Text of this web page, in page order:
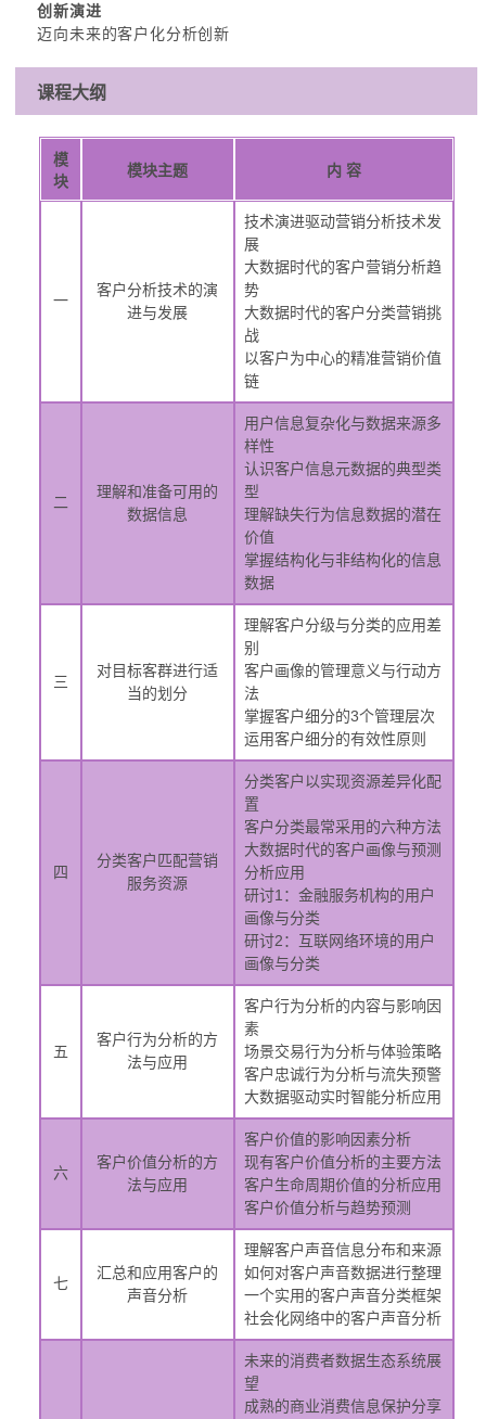
创新演进
迈向未来的客户化分析创新
课程大纲
模
块
模块主题 内 容
一
客户分析技术的演
进与发展
技术演进驱动营销分析技术发
展
大数据时代的客户营销分析趋
势
大数据时代的客户分类营销挑
战
以客户为中心的精准营销价值
链
二
理解和准备可用的
数据信息
用户信息复杂化与数据来源多
样性
认识客户信息元数据的典型类
型
理解缺失行为信息数据的潜在
价值
掌握结构化与非结构化的信息
数据
三
对目标客群进行适
当的划分
理解客户分级与分类的应用差
别
客户画像的管理意义与行动方
法
掌握客户细分的3个管理层次
运用客户细分的有效性原则
四
分类客户匹配营销
服务资源
分类客户以实现资源差异化配
置
客户分类最常采用的六种方法
大数据时代的客户画像与预测
分析应用
研讨1：金融服务机构的用户
画像与分类
研讨2：互联网络环境的用户
画像与分类
五
客户行为分析的方
法与应用
客户行为分析的内容与影响因
素
场景交易行为分析与体验策略
客户忠诚行为分析与流失预警
大数据驱动实时智能分析应用
六
客户价值分析的方
法与应用
客户价值的影响因素分析
现有客户价值分析的主要方法
客户生命周期价值的分析应用
客户价值分析与趋势预测
七
汇总和应用客户的
声音分析
理解客户声音信息分布和来源
如何对客户声音数据进行整理
一个实用的客户声音分类框架
社会化网络中的客户声音分析
未来的消费者数据生态系统展
望
成熟的商业消费信息保护分享